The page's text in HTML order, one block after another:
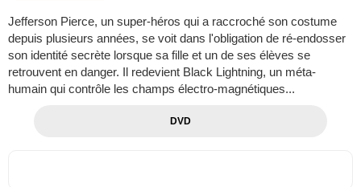
Jefferson Pierce, un super-héros qui a raccroché son costume
depuis plusieurs années, se voit dans l'obligation de ré-endosser
son identité secrète lorsque sa fille et un de ses élèves se
retrouvent en danger. Il redevient Black Lightning, un méta-
humain qui contrôle les champs électro-magnétiques...
DVD